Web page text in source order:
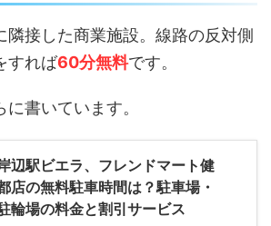
隣接した商業施設。線路の反対側
すれば60分無料です。
書いています。
辺駅ビエラ、フレンドマート健
店の無料駐車時間は？駐車場・
輪場の料金と割引サービス